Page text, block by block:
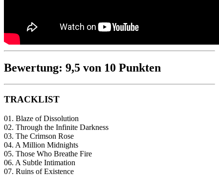
Bewertung: 9,5 von 10 Punkten
TRACKLIST
01. Blaze of Dissolution
02. Through the Infinite Darkness
03. The Crimson Rose
04. A Million Midnights
05. Those Who Breathe Fire
06. A Subtle Intimation
07. Ruins of Existence